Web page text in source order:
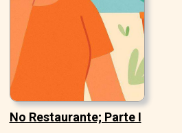
No Restaurante; Parte I